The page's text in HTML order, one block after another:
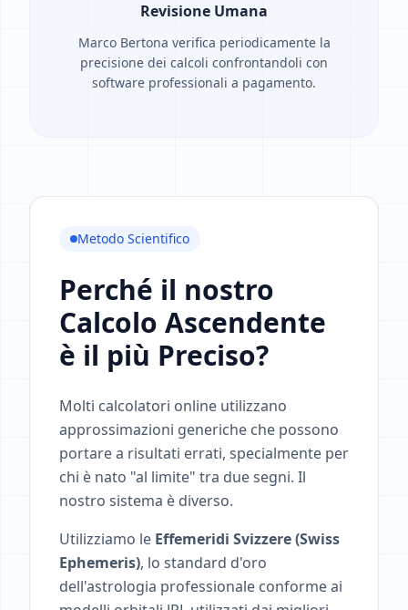
Revisione Umana
Marco Bertona verifica periodicamente la
precisione dei calcoli confrontandoli con
software professionali a pagamento.
Metodo Scientifico
Perché il nostro
Calcolo Ascendente
è il più Preciso?
Molti calcolatori online utilizzano
approssimazioni generiche che possono
portare a risultati errati, specialmente per
chi è nato "al limite" tra due segni. Il
nostro sistema è diverso.
Utilizziamo le Effemeridi Svizzere (Swiss
Ephemeris), lo standard d'oro
dell'astrologia professionale conforme ai